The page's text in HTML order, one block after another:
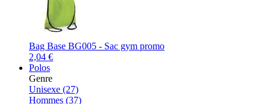
Bag Base BG005 - Sac gym promo
2,04 €
Polos
Genre
Unisexe (27)
Hommes (37)